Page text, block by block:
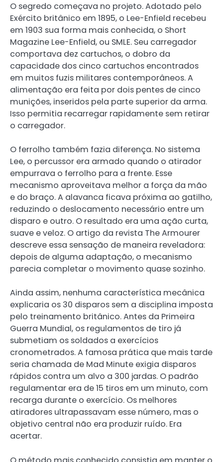
O segredo começava no projeto. Adotado pelo
Exército britânico em 1895, o Lee-Enfield recebeu
em 1903 sua forma mais conhecida, o Short
Magazine Lee-Enfield, ou SMLE. Seu carregador
comportava dez cartuchos, o dobro da
capacidade dos cinco cartuchos encontrados
em muitos fuzis militares contemporâneos. A
alimentação era feita por dois pentes de cinco
munições, inseridos pela parte superior da arma.
Isso permitia recarregar rapidamente sem retirar
o carregador.
O ferrolho também fazia diferença. No sistema
Lee, o percussor era armado quando o atirador
empurrava o ferrolho para a frente. Esse
mecanismo aproveitava melhor a força da mão
e do braço. A alavanca ficava próxima ao gatilho,
reduzindo o deslocamento necessário entre um
disparo e outro. O resultado era uma ação curta,
suave e veloz. O artigo da revista The Armourer
descreve essa sensação de maneira reveladora:
depois de alguma adaptação, o mecanismo
parecia completar o movimento quase sozinho.
Ainda assim, nenhuma característica mecânica
explicaria os 30 disparos sem a disciplina imposta
pelo treinamento britânico. Antes da Primeira
Guerra Mundial, os regulamentos de tiro já
submetiam os soldados a exercícios
cronometrados. A famosa prática que mais tarde
seria chamada de Mad Minute exigia disparos
rápidos contra um alvo a 300 jardas. O padrão
regulamentar era de 15 tiros em um minuto, com
recarga durante o exercício. Os melhores
atiradores ultrapassavam esse número, mas o
objetivo central não era produzir ruído. Era
acertar.